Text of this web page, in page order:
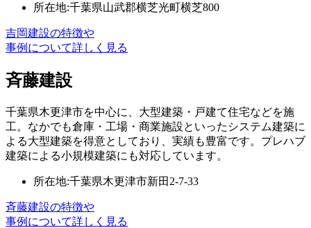
所在地:千葉県山武郡横芝光町横芝800
吉岡建設の特徴や
事例について詳しく見る
斉藤建設
千葉県木更津市を中心に、大型建築・戸建て住宅などを施
工。なかでも倉庫・工場・商業施設といったシステム建築に
よる大型建築を得意としており、実績も豊富です。プレハブ
建築による小規模建築にも対応しています。
所在地:千葉県木更津市新田2-7-33
斉藤建設の特徴や
事例について詳しく見る